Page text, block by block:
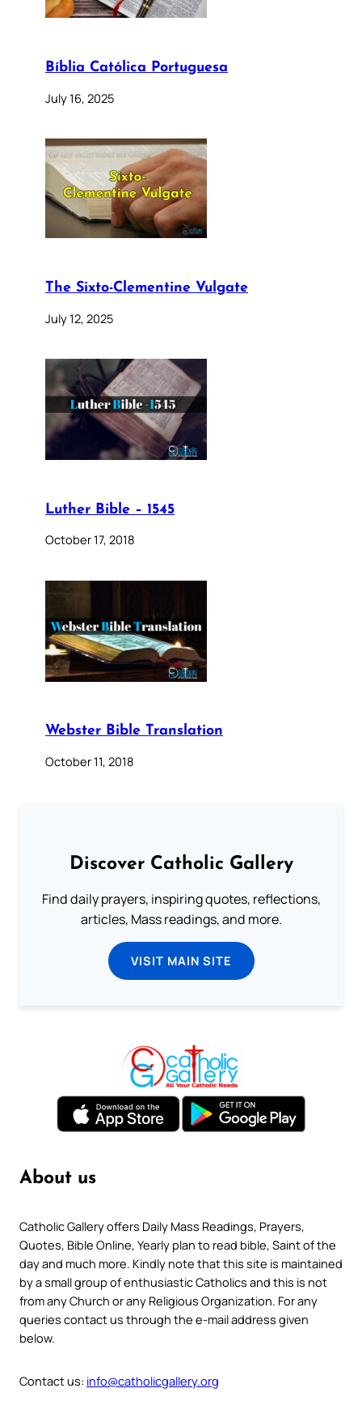
Bíblia Católica Portuguesa
July 16, 2025
The Sixto-Clementine Vulgate
July 12, 2025
Luther Bible – 1545
October 17, 2018
Webster Bible Translation
October 11, 2018
Discover Catholic Gallery
Find daily prayers, inspiring quotes, reflections,
articles, Mass readings, and more.
VISIT MAIN SITE
About us
Catholic Gallery offers Daily Mass Readings, Prayers,
Quotes, Bible Online, Yearly plan to read bible, Saint of the
day and much more. Kindly note that this site is maintained
by a small group of enthusiastic Catholics and this is not
from any Church or any Religious Organization. For any
queries contact us through the e-mail address given
below.
Contact us: info@catholicgallery.org